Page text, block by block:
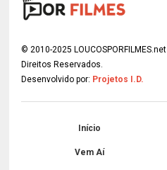
© 2010-2025 LOUCOSPORFILMES.net
Direitos Reservados.
Desenvolvido por: Projetos I.D.
Início
Vem Aí